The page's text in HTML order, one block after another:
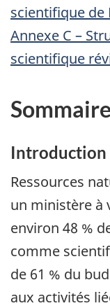
scientifique de
Annexe C –
scientifique
Sommaire
Introduction
Ressources
un ministère à
environ 48 %
comme
de 61 % du
aux activités